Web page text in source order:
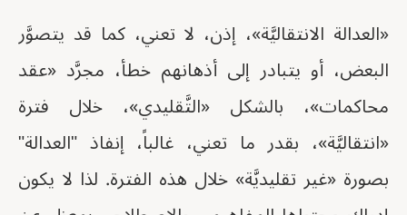
«العدالة الانتقاليَّة»، إذن، لا تعني، كما قد يتصوَّر
البعض، أو يتبادر إلى أذهانهم خطأ، مجرَّد «عقد
محاكمات»، بالشكل «التَّقليدي»، خلال فترة
«انتقاليَّة»، بقدر ما تعني، غالباً، إنفاذ "العدالة"
بصورة «غير تقليديَّة» خلال هذه الفترة. لذا لا يكون